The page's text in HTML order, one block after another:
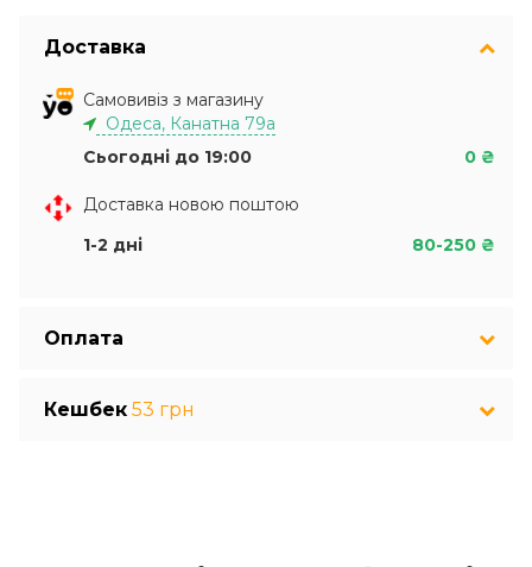
Доставка
Самовивіз з магазину
Одеса, Канатна 79а
Сьогодні до 19:00
0 ₴
Доставка новою поштою
1-2 дні
80-250 ₴
Оплата
Кешбек 53 грн